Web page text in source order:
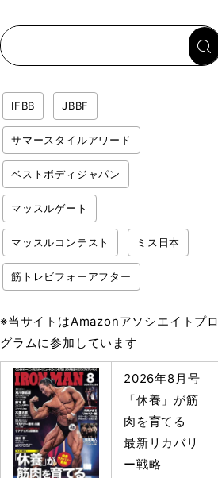
IFBB JBBF
サマースタイルアワード
ベストボディジャパン
マッスルゲート
マッスルコンテスト ミス日本
筋トレビフォーアフター
※当サイトはAmazonアソシエイトプロ
グラムに参加しています
2026年8月号
「休養」が筋
肉を育てる
最新リカバリ
ー戦略